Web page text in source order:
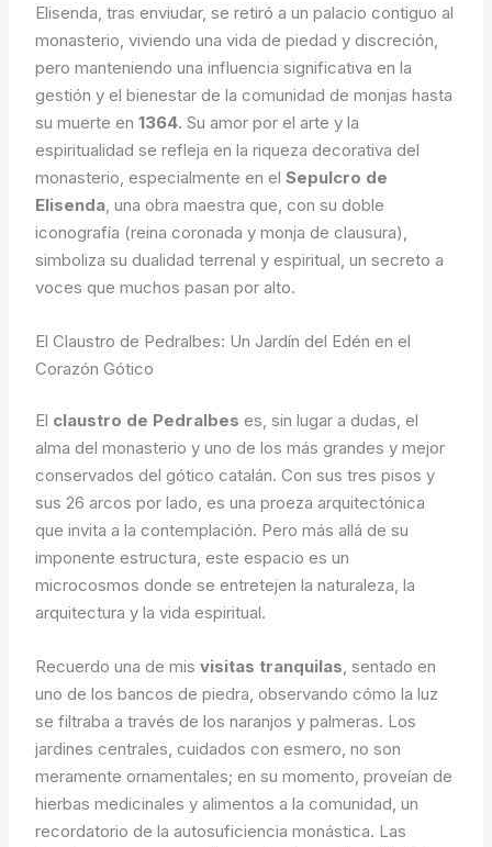
Elisenda, tras enviudar, se retiró a un palacio contiguo al
monasterio, viviendo una vida de piedad y discreción,
pero manteniendo una influencia significativa en la
gestión y el bienestar de la comunidad de monjas hasta
su muerte en1364. Su amor por el arte y la
espiritualidad se refleja en la riqueza decorativa del
monasterio, especialmente en elSepulcro de
Elisenda, una obra maestra que, con su doble
iconografía (reina coronada y monja de clausura),
simboliza su dualidad terrenal y espiritual, un secreto a
voces que muchos pasan por alto.
El Claustro de Pedralbes: Un Jardín del Edén en el
Corazón Gótico
El claustro de Pedralbes es, sin lugar a dudas, el
alma del monasterio y uno de los más grandes y mejor
conservados del gótico catalán. Con sus tres pisos y
sus 26 arcos por lado, es una proeza arquitectónica
que invita a la contemplación. Pero más allá de su
imponente estructura, este espacio es un
microcosmos donde se entretejen la naturaleza, la
arquitectura y la vida espiritual.
Recuerdo una de misvisitas tranquilas, sentado en
uno de los bancos de piedra, observando cómo la luz
se filtraba a través de los naranjos y palmeras. Los
jardines centrales, cuidados con esmero, no son
meramente ornamentales; en su momento, proveían de
hierbas medicinales y alimentos a la comunidad, un
recordatorio de la autosuficiencia monástica. Las